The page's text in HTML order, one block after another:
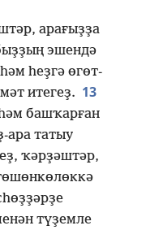
арағыҙҙа
эшендә
һеҙгә өгөт-
итегеҙ. 13
башҡарған
ара татыу
ҡәрҙәштәр,
түҙемле